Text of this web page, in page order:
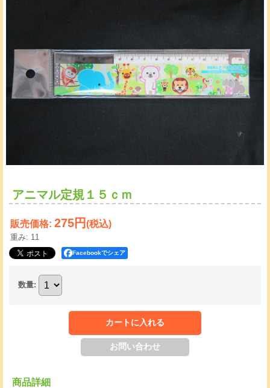
アニマル定規１５ｃｍ
販売価格: 275円(税込)
重み: 11
Facebookでシェア
数量:
商品詳細